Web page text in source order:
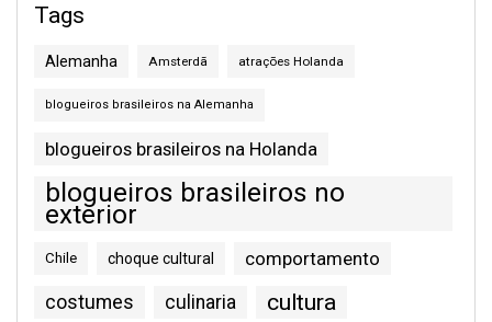
Tags
Alemanha Amsterdã atrações Holanda
blogueiros brasileiros na Alemanha
blogueiros brasileiros na Holanda
blogueiros brasileiros no
exterior
Chile choque cultural comportamento
costumes culinaria cultura